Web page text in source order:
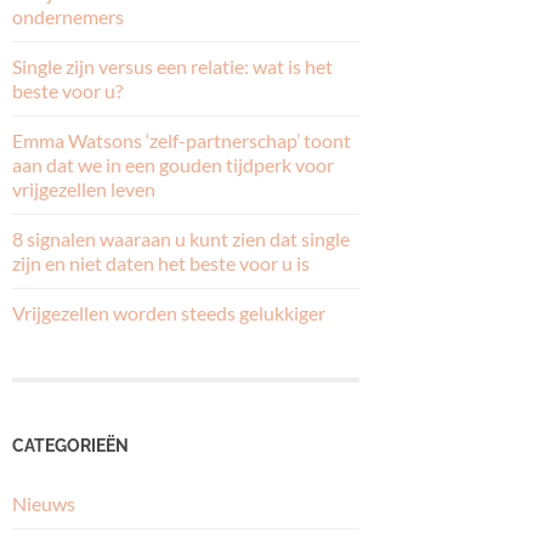
ondernemers
Single zijn versus een relatie: wat is het
beste voor u?
Emma Watsons ‘zelf-partnerschap’ toont
aan dat we in een gouden tijdperk voor
vrijgezellen leven
8 signalen waaraan u kunt zien dat single
zijn en niet daten het beste voor u is
Vrijgezellen worden steeds gelukkiger
CATEGORIEËN
Nieuws